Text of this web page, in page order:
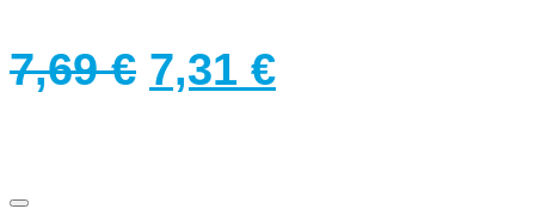
7,69€ Izvirna
7,31 €Trenutna